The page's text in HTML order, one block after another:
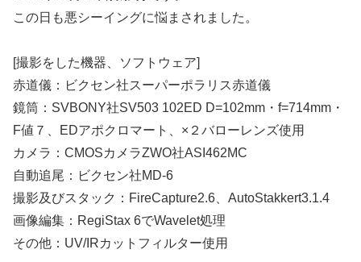
この日も悪シーイングに悩まされました。
[撮影をした機器、ソフトウェア]
赤道儀：ビクセン社スーパーポラリス赤道儀
鏡筒：SVBONY社SV503 102ED D=102mm・f=714mm・
F値７、EDアポクロマート、×２バローレンズ使用
カメラ：CMOSカメラZWO社ASI462MC
自動追尾：ビクセン社MD-6
撮影及びスタック：FireCapture2.6、AutoStakkert3.1.4
画像編集：RegiStax 6でWavelet処理
その他：UV/IRカットフィルター使用